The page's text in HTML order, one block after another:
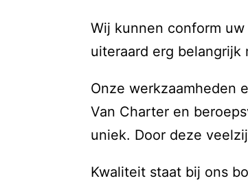
Wij kunnen conform
uiteraard erg
Onze werkzaamheden
Van Charter en
uniek. Door deze
Kwaliteit staat bij ons